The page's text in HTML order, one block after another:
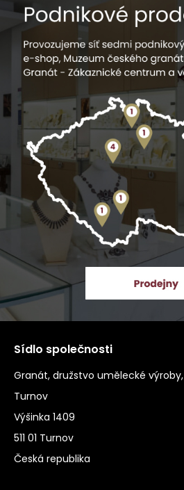
Sídlo společnosti
Granát, družstvo umělecké výroby,
Turnov
Výšinka 1409
511 01 Turnov
Česká republika